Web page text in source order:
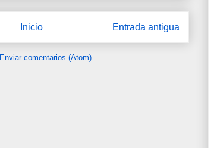
Entrada antigua
Inicio
Enviar comentarios (Atom)